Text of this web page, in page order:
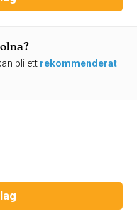
bli ett rekommenderat